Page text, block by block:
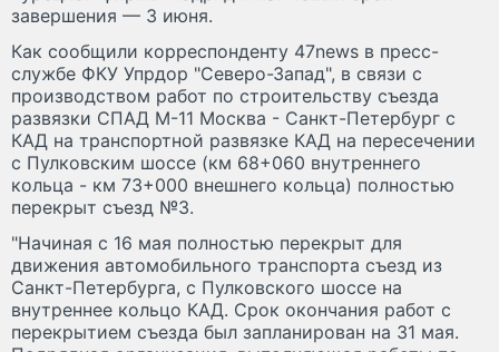
завершения — 3 июня.
Как сообщили корреспонденту 47news в пресс-
службе ФКУ Упрдор "Северо-Запад", в связи с
производством работ по строительству съезда
развязки СПАД М-11 Москва - Санкт-Петербург с
КАД на транспортной развязке КАД на пересечении
с Пулковским шоссе (км 68+060 внутреннего
кольца - км 73+000 внешнего кольца) полностью
перекрыт съезд №3.
"Начиная с 16 мая полностью перекрыт для
движения автомобильного транспорта съезд из
Санкт-Петербурга, с Пулковского шоссе на
внутреннее кольцо КАД. Срок окончания работ с
перекрытием съезда был запланирован на 31 мая.